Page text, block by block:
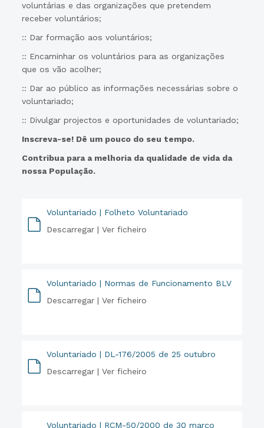
voluntárias e das organizações que pretendem
receber voluntários;
:: Dar formação aos voluntários;
:: Encaminhar os voluntários para as organizações
que os vão acolher;
:: Dar ao público as informações necessárias sobre o
voluntariado;
:: Divulgar projectos e oportunidades de voluntariado;
Inscreva-se! Dê um pouco do seu tempo.
Contribua para a melhoria da qualidade de vida da
nossa População.
Voluntariado | Folheto Voluntariado
Descarregar |Ver ficheiro
Voluntariado | Normas de Funcionamento BLV
Descarregar |Ver ficheiro
Voluntariado | DL-176/2005 de 25 outubro
Descarregar |Ver ficheiro
Voluntariado | RCM-50/2000 de 30 março